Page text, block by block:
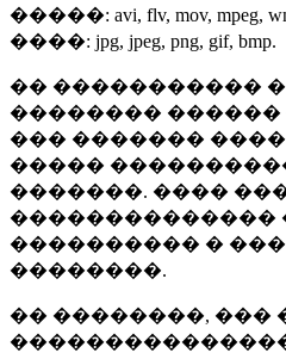
�����: avi, flv, mov, mpeg,
����: jpg, jpeg, png, gif, bmp.
�� �����������
�������� ������
��� �������
�����
�������. ����
��������������
���������� �
��������.
�� ��������, ���